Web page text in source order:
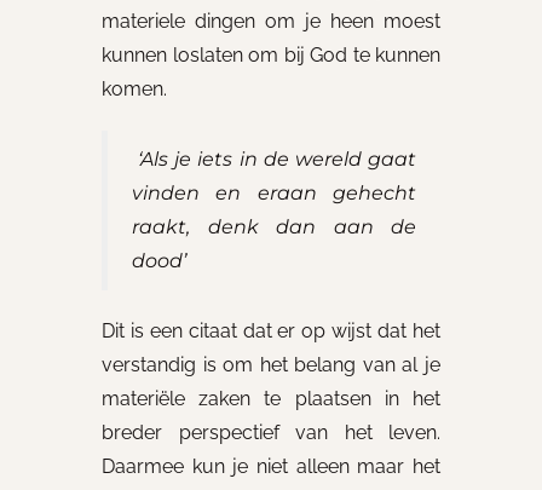
materiele dingen om je heen moest
kunnen loslaten om bij God te kunnen
komen.
‘Als je iets in de wereld gaat
vinden en eraan gehecht
raakt, denk dan aan de
dood’
Dit is een citaat dat er op wijst dat het
verstandig is om het belang van al je
materiële zaken te plaatsen in het
breder perspectief van het leven.
Daarmee kun je niet alleen maar het